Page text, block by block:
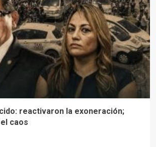
reactivaron la exoneración;
caos